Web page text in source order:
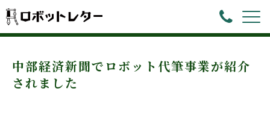
中部経済新聞でロボット代筆事業が紹介
されました